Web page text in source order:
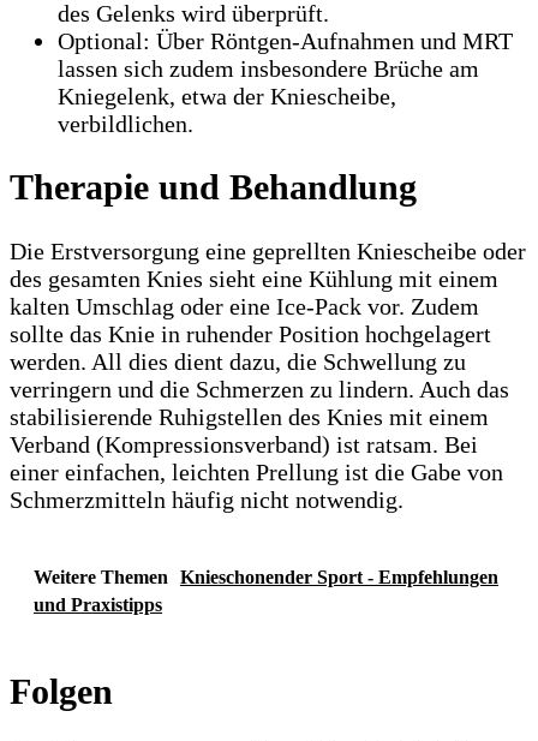
des Gelenks wird überprüft.
Optional: Über Röntgen-Aufnahmen und MRT
lassen sich zudem insbesondere Brüche am
Kniegelenk, etwa der Kniescheibe,
verbildlichen.
Therapie und Behandlung
Die Erstversorgung eine geprellten Kniescheibe oder
des gesamten Knies sieht eine Kühlung mit einem
kalten Umschlag oder eine Ice-Pack vor. Zudem
sollte das Knie in ruhender Position hochgelagert
werden. All dies dient dazu, die Schwellung zu
verringern und die Schmerzen zu lindern. Auch das
stabilisierende Ruhigstellen des Knies mit einem
Verband (Kompressionsverband) ist ratsam. Bei
einer einfachen, leichten Prellung ist die Gabe von
Schmerzmitteln häufig nicht notwendig.
Weitere Themen
Knieschonender Sport - Empfehlungen
und Praxistipps
Folgen